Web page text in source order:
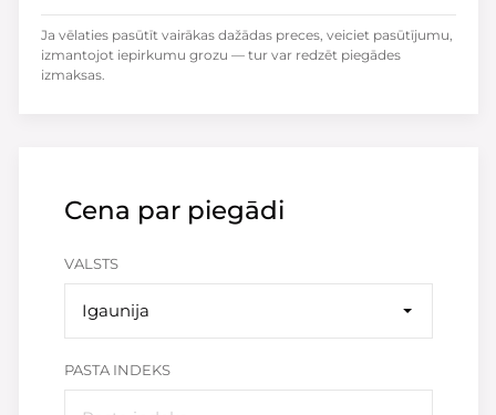
Cena par piegādi
VALSTS
Igaunija
PASTA INDEKS
Ja vēlaties pasūtīt vairākas dažādas preces, veiciet pasūtījumu,
izmantojot iepirkumu grozu — tur var redzēt piegādes
izmaksas.